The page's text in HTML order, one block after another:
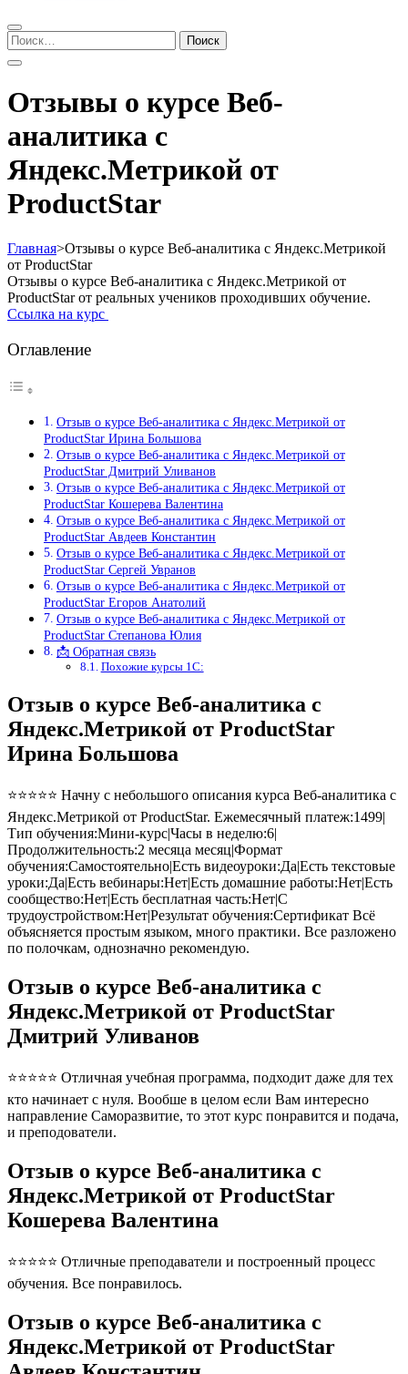
Найти:
Отзывы о курсе Веб-
аналитика с
Яндекс.Метрикой от
ProductStar
Главная>Отзывы о курсе Веб-аналитика с Яндекс.Метрикой
от ProductStar
Отзывы о курсе Веб-аналитика с Яндекс.Метрикой от
ProductStar от реальных учеников проходивших обучение.
Ссылка на курс
Оглавление
Отзыв о курсе Веб-аналитика с Яндекс.Метрикой от
ProductStar Ирина Большова
Отзыв о курсе Веб-аналитика с Яндекс.Метрикой от
ProductStar Дмитрий Уливанов
Отзыв о курсе Веб-аналитика с Яндекс.Метрикой от
ProductStar Кошерева Валентина
Отзыв о курсе Веб-аналитика с Яндекс.Метрикой от
ProductStar Авдеев Константин
Отзыв о курсе Веб-аналитика с Яндекс.Метрикой от
ProductStar Сергей Увранов
Отзыв о курсе Веб-аналитика с Яндекс.Метрикой от
ProductStar Егоров Анатолий
Отзыв о курсе Веб-аналитика с Яндекс.Метрикой от
ProductStar Степанова Юлия
📩 Обратная связь
Похожие курсы 1С:
Отзыв о курсе Веб-аналитика с
Яндекс.Метрикой от ProductStar
Ирина Большова
⭐⭐⭐⭐⭐ Начну с небольшого описания курса Веб-аналитика с
Яндекс.Метрикой от ProductStar. Ежемесячный платеж:1499|
Тип обучения:Мини-курс|Часы в неделю:6|
Продолжительность:2 месяца месяц|Формат
обучения:Самостоятельно|Есть видеоуроки:Да|Есть текстовые
уроки:Да|Есть вебинары:Нет|Есть домашние работы:Нет|Есть
сообщество:Нет|Есть бесплатная часть:Нет|С
трудоустройством:Нет|Результат обучения:Сертификат Всё
объясняется простым языком, много практики. Все разложено
по полочкам, однозначно рекомендую.
Отзыв о курсе Веб-аналитика с
Яндекс.Метрикой от ProductStar
Дмитрий Уливанов
⭐⭐⭐⭐⭐ Отличная учебная программа, подходит даже для тех
кто начинает с нуля. Вообше в целом если Вам интересно
направление Саморазвитие, то этот курс понравится и подача,
и преподователи.
Отзыв о курсе Веб-аналитика с
Яндекс.Метрикой от ProductStar
Кошерева Валентина
⭐⭐⭐⭐⭐ Отличные преподаватели и построенный процесс
обучения. Все понравилось.
Отзыв о курсе Веб-аналитика с
Яндекс.Метрикой от ProductStar